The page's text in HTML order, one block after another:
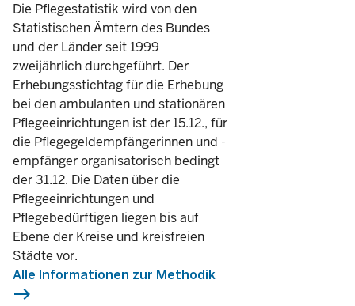
Die Pflegestatistik wird von den
Statistischen Ämtern des Bundes
und der Länder seit 1999
zweijährlich durchgeführt. Der
Erhebungsstichtag für die Erhebung
bei den ambulanten und stationären
Pflegeeinrichtungen ist der 15.12., für
die Pflegegeldempfängerinnen und -
empfänger organisatorisch bedingt
der 31.12. Die Daten über die
Pflegeeinrichtungen und
Pflegebedürftigen liegen bis auf
Ebene der Kreise und kreisfreien
Städte vor.
Alle Informationen zur Methodik
east